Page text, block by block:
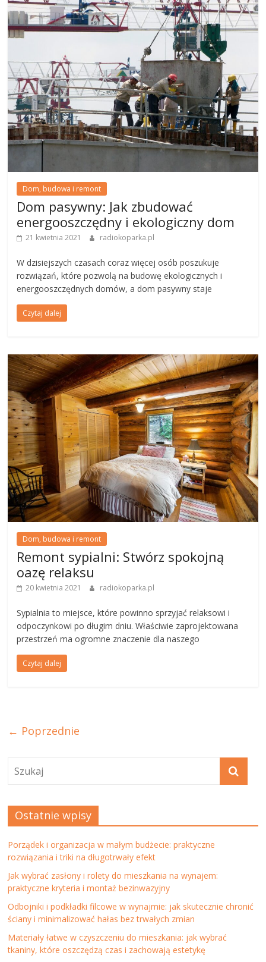
Dom, budowa i remont
Dom pasywny: Jak zbudować
energooszczędny i ekologiczny dom
21 kwietnia 2021 radiokoparka.pl
W dzisiejszych czasach coraz więcej osób poszukuje
rozwiązań, które pozwolą na budowę ekologicznych i
energooszczędnych domów, a dom pasywny staje
Czytaj dalej
Dom, budowa i remont
Remont sypialni: Stwórz spokojną
oazę relaksu
20 kwietnia 2021 radiokoparka.pl
Sypialnia to miejsce, które powinno sprzyjać relaksowi i
odpoczynkowi po długim dniu. Właściwie zaprojektowana
przestrzeń ma ogromne znaczenie dla naszego
Czytaj dalej
← Poprzednie
Ostatnie wpisy
Porządek i organizacja w małym budżecie: praktyczne
rozwiązania i triki na długotrwały efekt
Jak wybrać zasłony i rolety do mieszkania na wynajem:
praktyczne kryteria i montaż bezinwazyjny
Odbojniki i podkładki filcowe w wynajmie: jak skutecznie chronić
ściany i minimalizować hałas bez trwałych zmian
Materiały łatwe w czyszczeniu do mieszkania: jak wybrać
tkaniny, które oszczędzą czas i zachowają estetykę